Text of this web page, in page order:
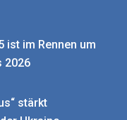
ist im Rennen um
2026
stärkt